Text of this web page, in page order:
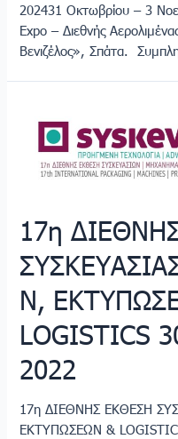
202431 Οκτωβρίου – 3
Expo – Διεθνής
Βενιζέλος», Σπάτα.
17η
Ν,
LOGISTICS
2022
17η ΔΙΕΘΝΗΣ ΕΚΘΕΣΗ
ΕΚΤΥΠΩΣΕΩΝ &
ΔΙΕΘΝΗΣ
ΕΚΘΕΣΗ
LOGISTICS
30
ΣΕΠΤ-
03
ΟΚΤ
2022